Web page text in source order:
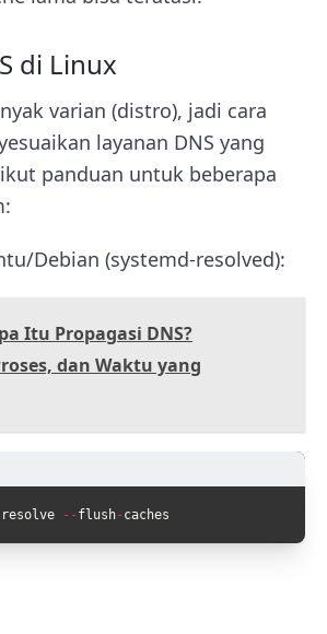
di Linux
varian (distro), jadi cara
layanan DNS yang
panduan untuk beberapa
Debian (systemd-resolved):
Itu Propagasi DNS?
dan Waktu yang
resolve --flush-caches